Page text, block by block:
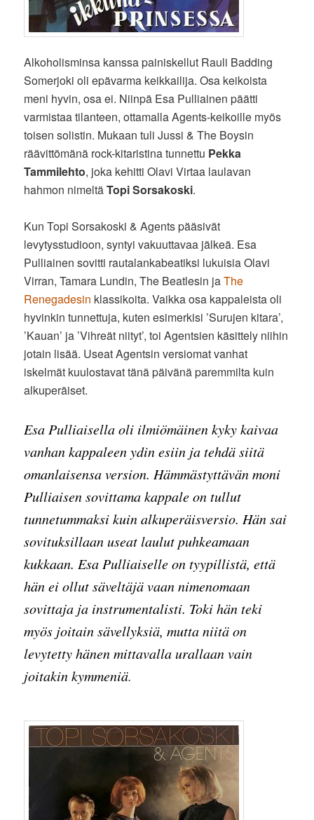
Alkoholisminsa kanssa painiskellut Rauli Badding
Somerjoki oli epävarma keikkailija. Osa keikoista
meni hyvin, osa ei. Niinpä Esa Pulliainen päätti
varmistaa tilanteen, ottamalla Agents-keikoille myös
toisen solistin. Mukaan tuli Jussi & The Boysin
räävittömänä rock-kitaristina tunnettu Pekka
Tammilehto, joka kehitti Olavi Virtaa laulavan
hahmon nimeltäTopi Sorsakoski.
Kun Topi Sorsakoski & Agents pääsivät
levytysstudioon, syntyi vakuuttavaa jälkeä. Esa
Pulliainen sovitti rautalankabeatiksi lukuisia Olavi
Virran, Tamara Lundin, The Beatlesin jaThe
Renegadesin klassikoita. Vaikka osa kappaleista oli
hyvinkin tunnettuja, kuten esimerkisi ’Surujen kitara’,
’Kauan’ ja ’Vihreät niityt’, toi Agentsien käsittely niihin
jotain lisää. Useat Agentsin versiomat vanhat
iskelmät kuulostavat tänä päivänä paremmilta kuin
alkuperäiset.
Esa Pulliaisella oli ilmiömäinen kyky kaivaa
vanhan kappaleen ydin esiin ja tehdä siitä
omanlaisensa version. Hämmästyttävän moni
Pulliaisen sovittama kappale on tullut
tunnetummaksi kuin alkuperäisversio. Hän sai
sovituksillaan useat laulut puhkeamaan
kukkaan. Esa Pulliaiselle on tyypillistä, että
hän ei ollut säveltäjä vaan nimenomaan
sovittaja ja instrumentalisti. Toki hän teki
myös joitain sävellyksiä, mutta niitä on
levytetty hänen mittavalla urallaan vain
joitakin kymmeniä.